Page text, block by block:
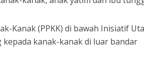
Kanak (PPKK) di bawah Inisiatif
kepada kanak-kanak di luar bandar